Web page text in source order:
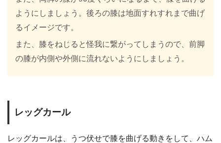
ようにしましょう。後ろの膝は地面すれすれまで曲げ
るイメージです。
また、膝をねじると怪我に繋がってしまうので、前脚
の膝が内側や外側に流れないようにしましょう。
レッグカール
レッグカールは、うつ伏せで膝を曲げる動きをして、ハム